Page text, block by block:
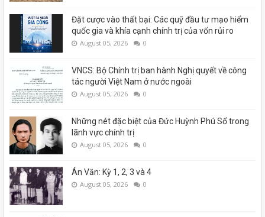
Đặt cược vào thất bại: Các quỹ đầu tư mạo hiểm
quốc gia và khía cạnh chính trị của vốn rủi ro
August 05, 2026 0
VNCS: Bộ Chính trị ban hành Nghị quyết về công
tác người Việt Nam ở nước ngoài
August 05, 2026 0
Những nét đặc biệt của Đức Huỳnh Phú Sổ trong
lãnh vực chính trị
August 05, 2026 0
Án Văn: Kỳ 1, 2, 3 và 4
August 05, 2026 0